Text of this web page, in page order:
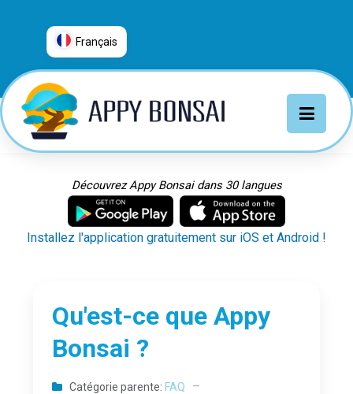
Français
العربية
普通话
Deutsch
Français
Italiano
日本語
Русский
Découvrez Appy Bonsai dans 30 langues
Installez l'application gratuitement sur iOS et Android !
Qu'est-ce que Appy
Bonsai ?
Catégorie parente: FAQ